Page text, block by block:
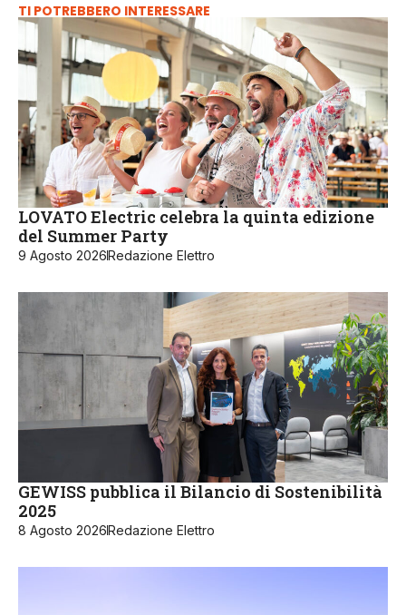
TI POTREBBERO INTERESSARE
LOVATO Electric celebra la quinta edizione
del Summer Party
9 Agosto 2026Redazione Elettro
GEWISS pubblica il Bilancio di Sostenibilità
2025
8 Agosto 2026Redazione Elettro